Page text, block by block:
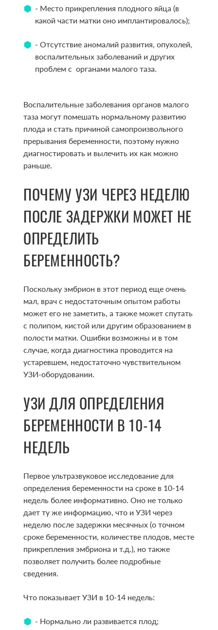
- Место прикрепления плодного яйца (в
какой части матки оно имплантировалось);
- Отсутствие аномалий развития, опухолей,
воспалительных заболеваний и других
проблем с органами малого таза.
Воспалительные заболевания органов малого
таза могут помешать нормальному развитию
плода и стать причиной самопроизвольного
прерывания беременности, поэтому нужно
диагностировать и вылечить их как можно
раньше.
ПОЧЕМУ УЗИ ЧЕРЕЗ НЕДЕЛЮ
ПОСЛЕ ЗАДЕРЖКИ МОЖЕТ НЕ
ОПРЕДЕЛИТЬ
БЕРЕМЕННОСТЬ?
Поскольку эмбрион в этот период еще очень
мал, врач с недостаточным опытом работы
может его не заметить, а также может спутать
с полипом, кистой или другим образованием в
полости матки. Ошибки возможны и в том
случае, когда диагностика проводится на
устаревшем, недостаточно чувствительном
УЗИ-оборудовании.
УЗИ ДЛЯ ОПРЕДЕЛЕНИЯ
БЕРЕМЕННОСТИ В 10-14
НЕДЕЛЬ
Первое ультразвуковое исследование для
определения беременности на сроке в 10-14
недель более информативно. Оно не только
дает ту же информацию, что и УЗИ через
неделю после задержки месячных (о точном
сроке беременности, количестве плодов, месте
прикрепления эмбриона и т.д.), но также
позволяет получить более подробные
сведения.
Что показывает УЗИ в 10-14 недель:
- Нормально ли развивается плод;